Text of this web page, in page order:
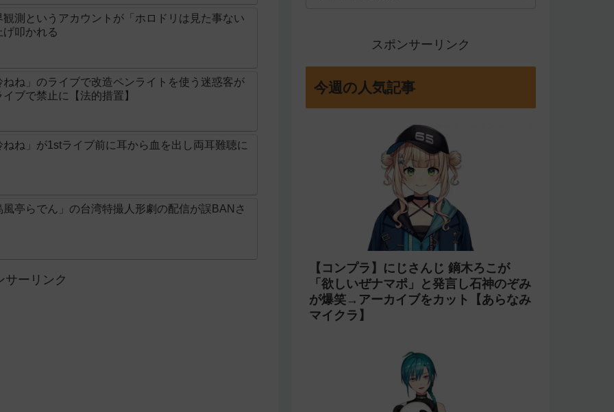
測というアカウントが「ホロドリは見た事ない
叩かれる
ね」のライブで改造ペンライトを使う迷惑客が
ブで禁止に【法的措置】
ね」が1stライブ前に耳から血を出し両耳難聴に
亭らでん」の台湾特撮人形劇の配信が誤BANさ
サーリンク
スポンサーリンク
今週の人気記事
【コンプラ】にじさんじ 鏑木ろこが
「欲しいぜナマポ」と発言し石神のぞみ
が爆笑→アーカイブをカット【あらなみ
マイクラ】